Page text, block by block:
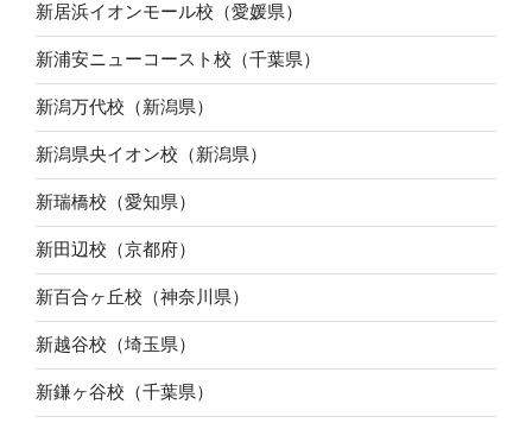
新居浜イオンモール校（愛媛県）
新浦安ニューコースト校（千葉県）
新潟万代校（新潟県）
新潟県央イオン校（新潟県）
新瑞橋校（愛知県）
新田辺校（京都府）
新百合ヶ丘校（神奈川県）
新越谷校（埼玉県）
新鎌ヶ谷校（千葉県）